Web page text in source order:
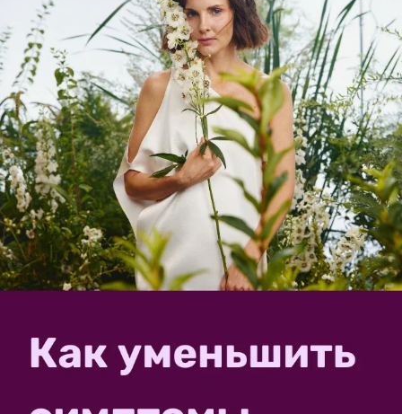
Valechka12
Валентина
Россия
12 сентября 2019, 10:24
Можно срезать все гнилые корни и их части или же
срезать целиком весь низ с корнями. В том и другом
случае срезы подсушивают пару дней на воздухе и
затем высаживают в тесный горшочек или стаканчик
в сухой стерильный грунт для кактусов. Через пару
дней проводят первый полив, затем поливают при
полном просыхании грунта (сильно пересушивать не
нужно). Если емкость будет прозрачной, то
появление молодых корней легко будет увидеть.
yarik_71
Ярик
12 сентября 2019, 11:32
Спасибо большое за ваш скорый ответ!